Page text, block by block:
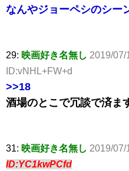
なんやジョーペシのシー
29: 映画好き名無し 2019/07/
ID:vNHL+FW+d
>>18
酒場のとこで冗談で済ま
31: 映画好き名無し 2019/07/
ID:YC1kwPCfd